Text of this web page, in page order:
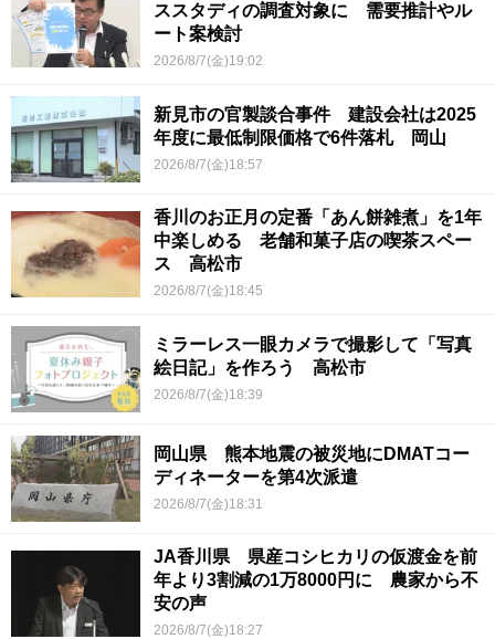
ススタディの調査対象に 需要推計やル
ート案検討
2026/8/7(金)19:02
新見市の官製談合事件 建設会社は2025
年度に最低制限価格で6件落札 岡山
2026/8/7(金)18:57
香川のお正月の定番「あん餅雑煮」を1年
中楽しめる 老舗和菓子店の喫茶スペー
ス 高松市
2026/8/7(金)18:45
ミラーレス一眼カメラで撮影して「写真
絵日記」を作ろう 高松市
2026/8/7(金)18:39
岡山県 熊本地震の被災地にDMATコー
ディネーターを第4次派遣
2026/8/7(金)18:31
JA香川県 県産コシヒカリの仮渡金を前
年より3割減の1万8000円に 農家から不
安の声
2026/8/7(金)18:27